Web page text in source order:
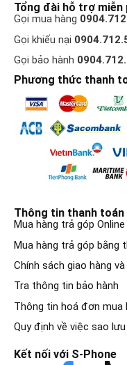
Tổng đài hỗ trợ miễn
Gọi mua hàng
Gọi khiếu nại
Gọi bảo hành
Phương thức thanh
Thông tin thanh toán
Mua hàng trả góp Online
Mua hàng trả góp bằng
Chính sách giao hàng
Tra thông tin bảo hành
Thông tin hoá đơn mua
Quy định về việc sao
Kết nối với S-Phone